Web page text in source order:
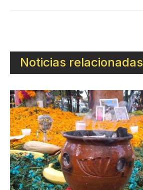
Noticias relacionadas